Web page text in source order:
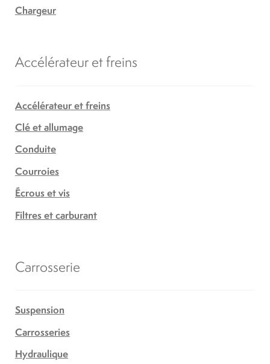
Chargeur
Accélérateur et freins
Accélérateur et freins
Clé et allumage
Conduite
Courroies
Écrous et vis
Filtres et carburant
Carrosserie
Suspension
Carrosseries
Hydraulique